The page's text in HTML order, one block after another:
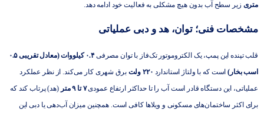
متری زیر سطح آب بدون هیچ مشکلی به فعالیت خود ادامه دهد.
مشخصات فنی؛ توان، هد و دبی عملیاتی
قلب تپنده این پمپ، یک الکتروموتور تک‌فاز با توان مصرفی
۰.۴ کیلووات (معادل تقریبی ۰.۵
اسب بخار)است که با ولتاژ استاندارد ۲۲۰ ولت
برق شهری کار می‌کند. از نظر عملکرد
عملیاتی، این دستگاه قادر است آب را تا حداکثر ارتفاع عمودی۷ تا ۹ متر
(هد) پرتاب کند که
برای اکثر ساختمان‌های مسکونی و ویلاها کافی است. همچنین میزان آب‌دهی یا دبی این